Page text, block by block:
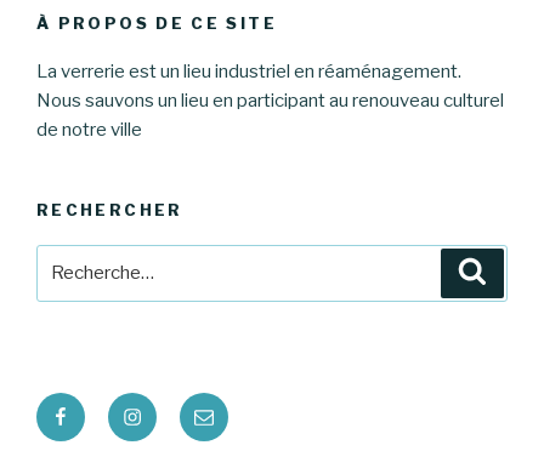
À PROPOS DE CE SITE
La verrerie est un lieu industriel en réaménagement.
Nous sauvons un lieu en participant au renouveau culturel
de notre ville
RECHERCHER
FacebookInstagram
E-
mail